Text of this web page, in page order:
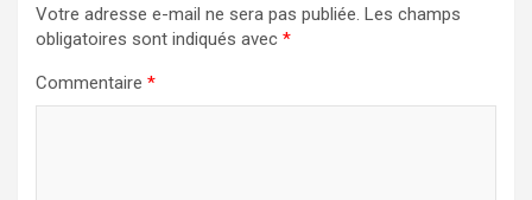
Votre adresse e-mail ne sera pas publiée. Les champs
obligatoires sont indiqués avec *
Commentaire *